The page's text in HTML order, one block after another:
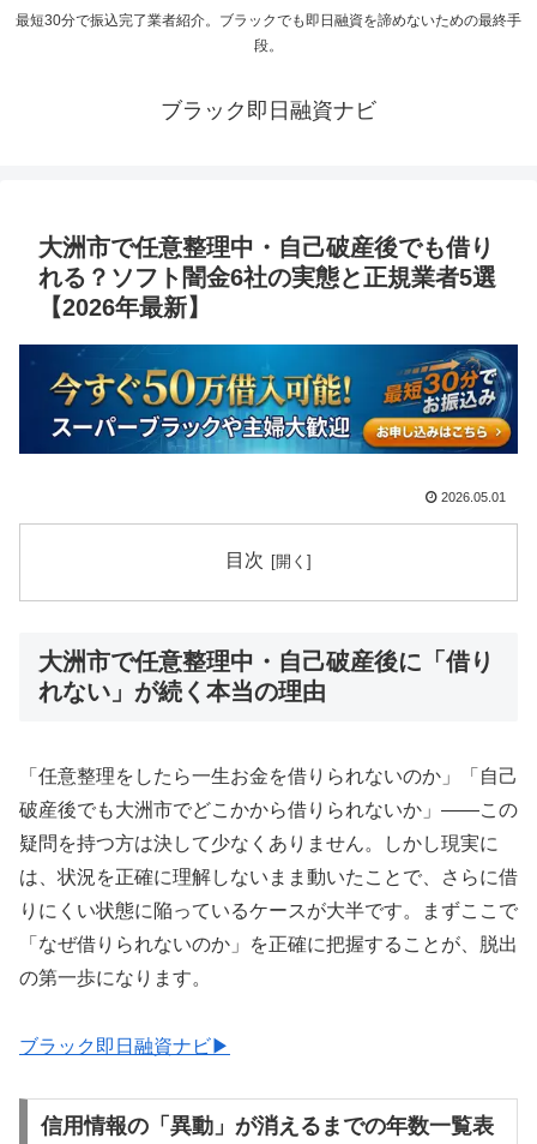
最短30分で振込完了業者紹介。ブラックでも即日融資を諦めないための最終手
段。
ブラック即日融資ナビ
大洲市で任意整理中・自己破産後でも借り
れる？ソフト闇金6社の実態と正規業者5選
【2026年最新】
2026.05.01
目次
大洲市で任意整理中・自己破産後に「借り
れない」が続く本当の理由
「任意整理をしたら一生お金を借りられないのか」「自己
破産後でも大洲市でどこかから借りられないか」——この
疑問を持つ方は決して少なくありません。しかし現実に
は、状況を正確に理解しないまま動いたことで、さらに借
りにくい状態に陥っているケースが大半です。まずここで
「なぜ借りられないのか」を正確に把握することが、脱出
の第一歩になります。
ブラック即日融資ナビ▶
信用情報の「異動」が消えるまでの年数一覧表